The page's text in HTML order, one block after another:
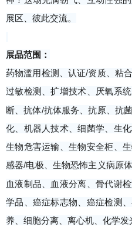
展区、彼此交流。
展品范围：
药物滥用检测、认证/资质、粘
过敏检测、扩增技术、厌氧系
断、抗体/抗体服务、抗原、抗
化、机器人技术、细菌学、生
生物危害运输、生物安全柜、
感器/电极、生物恐怖主义病原
血液制品、血液分离、骨代谢
学品、癌症标志物、癌症检测
养、细胞分离、离心机、化学发